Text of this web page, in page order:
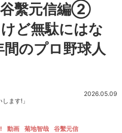
谷繫元信編②
ど無駄にはな
のプロ野球人
ます!」
2026.05.09
動画 菊地智哉 谷繫元信